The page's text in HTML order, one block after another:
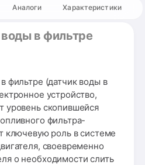
Аналоги Характеристики
в фильтре
фильтре (датчик воды в
устройство,
уровень скопившейся
фильтра-
ключевую роль в системе
своевременно
о необходимости слить